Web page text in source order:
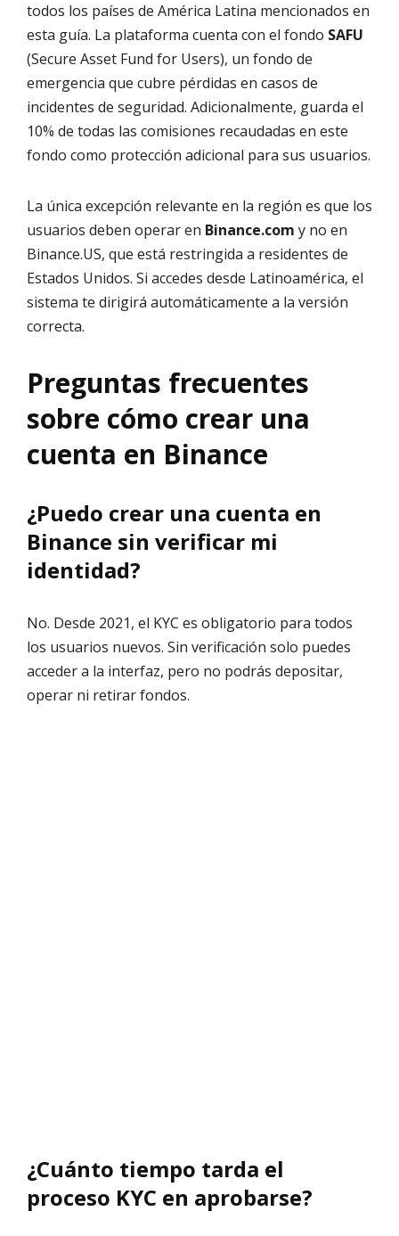
todos los países de América Latina mencionados en
esta guía. La plataforma cuenta con el fondo SAFU
(Secure Asset Fund for Users), un fondo de
emergencia que cubre pérdidas en casos de
incidentes de seguridad. Adicionalmente, guarda el
10% de todas las comisiones recaudadas en este
fondo como protección adicional para sus usuarios.
La única excepción relevante en la región es que los
usuarios deben operar en Binance.com y no en
Binance.US, que está restringida a residentes de
Estados Unidos. Si accedes desde Latinoamérica, el
sistema te dirigirá automáticamente a la versión
correcta.
Preguntas frecuentes
sobre cómo crear una
cuenta en Binance
¿Puedo crear una cuenta en
Binance sin verificar mi
identidad?
No. Desde 2021, el KYC es obligatorio para todos
los usuarios nuevos. Sin verificación solo puedes
acceder a la interfaz, pero no podrás depositar,
operar ni retirar fondos.
¿Cuánto tiempo tarda el
proceso KYC en aprobarse?